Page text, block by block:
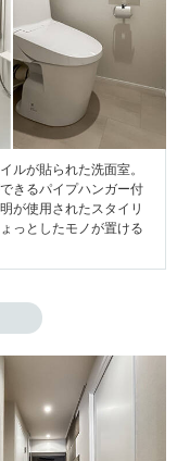
ルが貼られた洗面室。
きるパイプハンガー付
が使用されたスタイリ
っとしたモノが置ける